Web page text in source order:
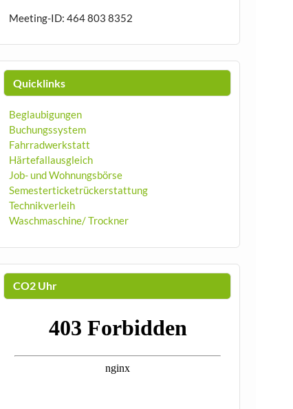
Meeting-ID: 464 803 8352
Quicklinks
Beglaubigungen
Buchungssystem
Fahrradwerkstatt
Härtefallausgleich
Job- und Wohnungsbörse
Semesterticketrückerstattung
Technikverleih
Waschmaschine/ Trockner
CO2 Uhr